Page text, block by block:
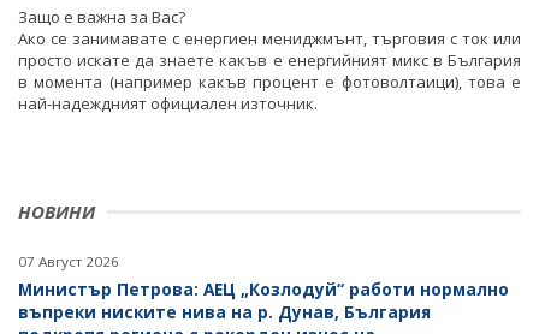
НОВИНИ
07 Август 2026
Министър Петрова: АЕЦ „Козлодуй“ работи нормално
въпреки ниските нива на р. Дунав, България
Защо е важна за Вас?
Ако се занимавате с енергиен мениджмънт, търговия с ток или
просто искате да знаете какъв е енергийният микс в България
в момента (например какъв процент е фотоволтаици), това е
най-надеждният официален източник.